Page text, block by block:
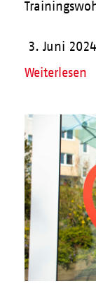
3. Juni 2024
Weiterlesen